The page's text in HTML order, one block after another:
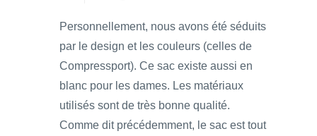
Personnellement, nous avons été séduits
par le design et les couleurs (celles de
Compressport). Ce sac existe aussi en
blanc pour les dames. Les matériaux
utilisés sont de très bonne qualité.
Comme dit précédemment, le sac est tout